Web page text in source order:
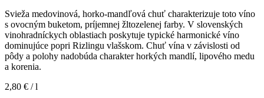
Svieža medovinová, horko-mandľová chuť charakterizuje toto víno
s ovocným buketom, príjemnej žltozelenej farby. V slovenských
vinohradníckych oblastiach poskytuje typické harmonické víno
dominujúce popri Rizlingu vlašskom. Chuť vína v závislosti od
pôdy a polohy nadobúda charakter horkých mandlí, lipového medu
a korenia.
2,80 € / l